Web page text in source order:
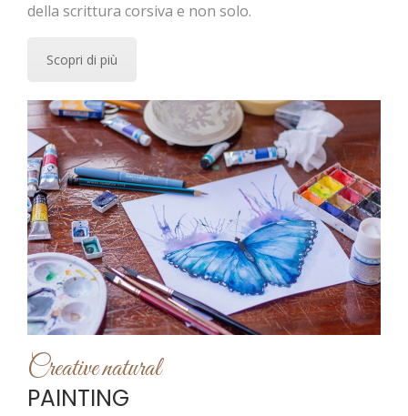
della scrittura corsiva e non solo.
Scopri di più
Creative natural
PAINTING